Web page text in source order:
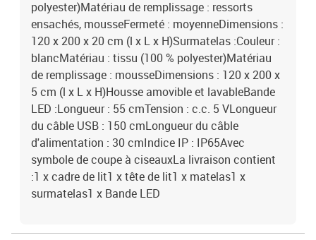
polyester)Matériau de remplissage : ressorts
ensachés, mousseFermeté : moyenneDimensions :
120 x 200 x 20 cm (l x L x H)Surmatelas :Couleur :
blancMatériau : tissu (100 % polyester)Matériau
de remplissage : mousseDimensions : 120 x 200 x
5 cm (l x L x H)Housse amovible et lavableBande
LED :Longueur : 55 cmTension : c.c. 5 VLongueur
du câble USB : 150 cmLongueur du câble
d'alimentation : 30 cmIndice IP : IP65Avec
symbole de coupe à ciseauxLa livraison contient
:1 x cadre de lit1 x tête de lit1 x matelas1 x
surmatelas1 x Bande LED